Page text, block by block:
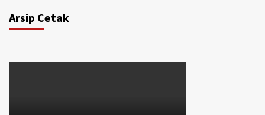
Arsip Cetak